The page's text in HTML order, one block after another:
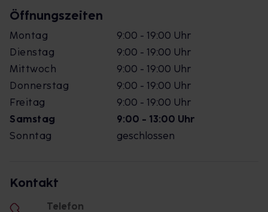
Öffnungszeiten
Montag
9:00 - 19:00 Uhr
Dienstag
9:00 - 19:00 Uhr
Mittwoch
9:00 - 19:00 Uhr
Donnerstag
9:00 - 19:00 Uhr
Freitag
9:00 - 19:00 Uhr
Samstag
9:00 - 13:00 Uhr
Sonntag
geschlossen
Kontakt
Telefon